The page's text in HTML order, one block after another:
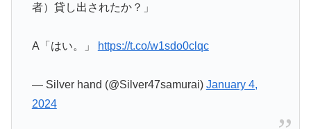
者）貸し出されたか？」
A「はい。」 https://t.co/w1sdo0clqc
— Silver hand (@Silver47samurai) January 4,
2024